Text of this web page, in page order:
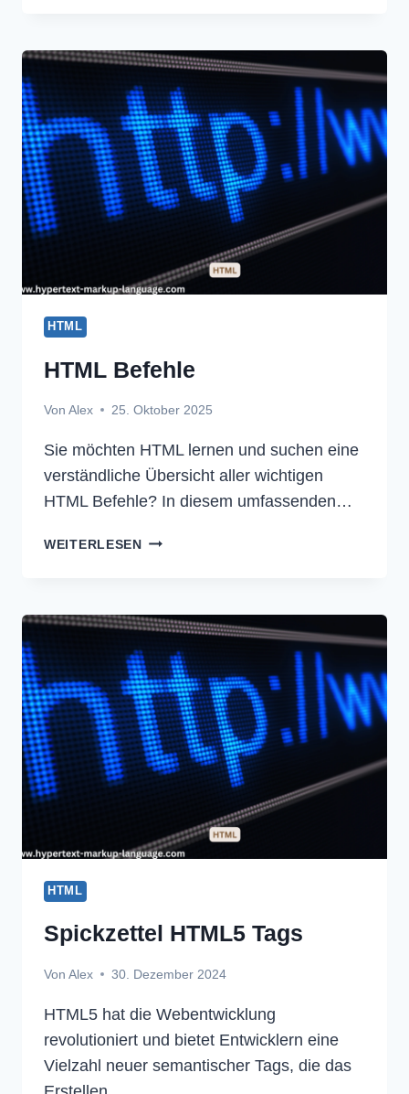
HTML
HTML Befehle
Von Alex 25. Oktober 2025
Sie möchten HTML lernen und suchen eine
verständliche Übersicht aller wichtigen
HTML Befehle? In diesem umfassenden…
WEITERLESEN HTML
HTML
Spickzettel HTML5 Tags
Von Alex 30. Dezember 2024
HTML5 hat die Webentwicklung
revolutioniert und bietet Entwicklern eine
Vielzahl neuer semantischer Tags, die das